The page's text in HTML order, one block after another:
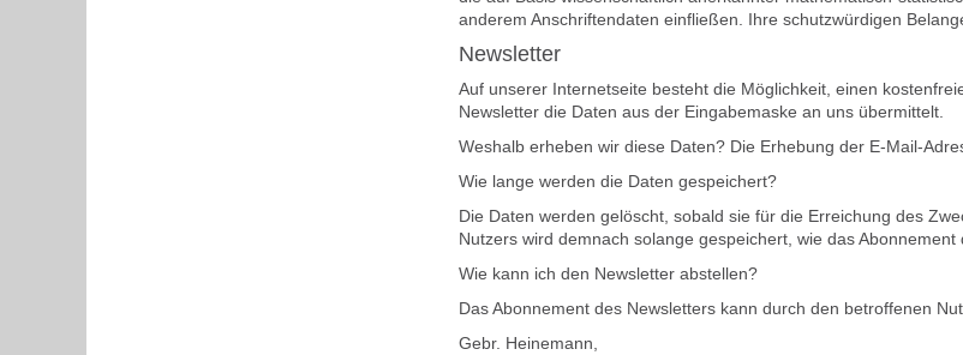
anderem Anschriftendaten einfließen. Ihre schutzwürdigen
Newsletter
Auf unserer Internetseite besteht die Möglichkeit, einen
Newsletter die Daten aus der Eingabemaske an uns übermittelt.
Weshalb erheben wir diese Daten? Die Erhebung der E-Mail-
Wie lange werden die Daten gespeichert?
Die Daten werden gelöscht, sobald sie für die Erreichung des
Nutzers wird demnach solange gespeichert, wie das Abonnement
Wie kann ich den Newsletter abstellen?
Das Abonnement des Newsletters kann durch den betroffenen
Gebr. Heinemann,